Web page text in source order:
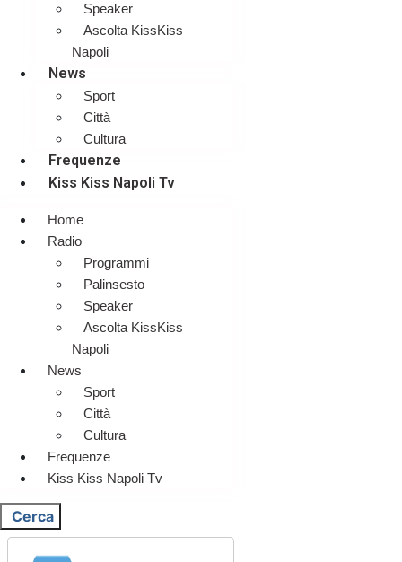
Speaker
Ascolta KissKiss
Napoli
News
Sport
Città
Cultura
Frequenze
Kiss Kiss Napoli Tv
Home
Radio
Programmi
Palinsesto
Speaker
Ascolta KissKiss
Napoli
News
Sport
Città
Cultura
Frequenze
Kiss Kiss Napoli Tv
Cerca